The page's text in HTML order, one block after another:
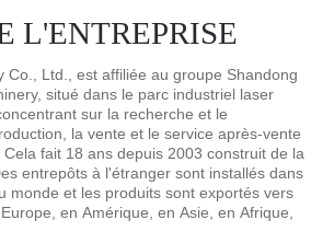
L'ENTREPRISE
Co., Ltd., est affiliée au groupe Shandong
situé dans le parc industriel laser
sur la recherche et le
la vente et le service après-vente
fait 18 ans depuis 2003 construit de la
entrepôts à l'étranger sont installés dans
monde et les produits sont exportés vers
en Amérique, en Asie, en Afrique,